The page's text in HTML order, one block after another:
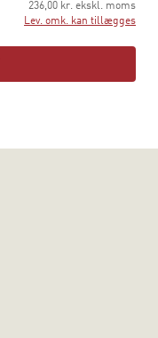
236,00 kr. ekskl. moms
Lev. omk. kan tillægges